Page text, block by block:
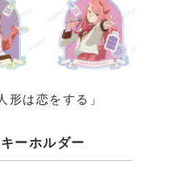
ーホルダー
は恋をする」